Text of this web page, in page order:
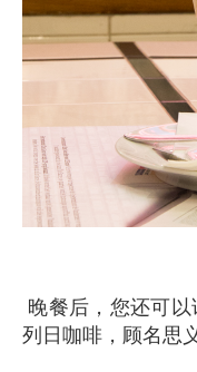
晚餐后，您还可以试试比利时甜点。一种可能性是
列日咖啡，顾名思